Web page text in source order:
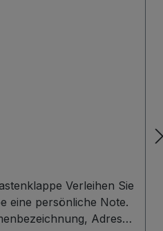
Verleihen Sie
eine persönliche Note.
Adresse